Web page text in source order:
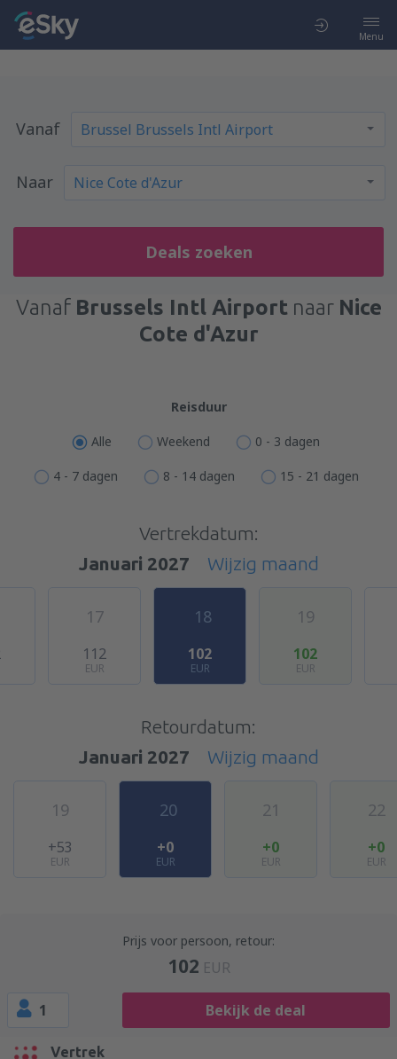
Menu
Vanaf
Naar
Deals zoeken
Vanaf Brussels Intl Airportnaar Nice
Cote d'Azur
Reisduur
Alle Weekend 0 - 3 dagen
4 - 7 dagen 8 - 14 dagen 15 - 21 dagen
Vertrekdatum:
Januari 2027
Wijzig maand
17
112
EUR
18
102
EUR
19
102
EUR
Retourdatum:
Januari 2027
Wijzig maand
19
+53
EUR
20
+0
EUR
21
+0
EUR
22
+0
EUR
Prijs voor persoon, retour:
102 EUR
1 Bekijk de deal
Vertrek